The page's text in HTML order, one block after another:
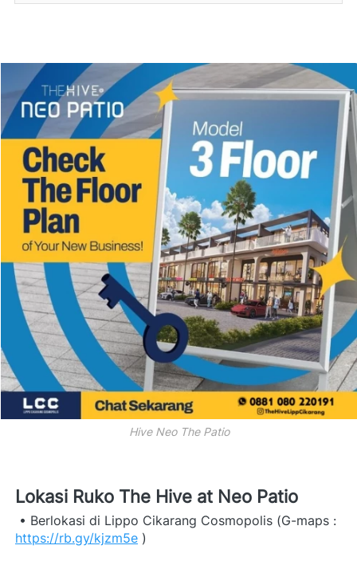
Hive Neo The Patio
Lokasi Ruko The Hive at Neo Patio
https://rb.gy/kjzm5e )